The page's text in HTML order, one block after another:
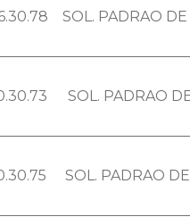
SOL. PADRAO
SOL. PADRAO
SOL. PADRAO